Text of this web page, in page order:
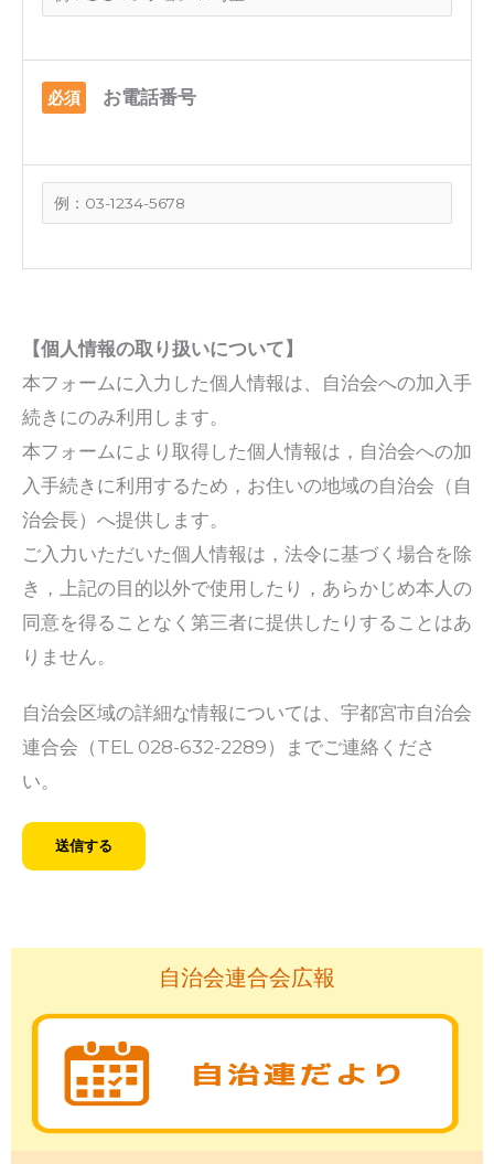
必須 お電話番号
【個人情報の取り扱いについて】
本フォームに入力した個人情報は、自治会への加入手
続きにのみ利用します。
本フォームにより取得した個人情報は，自治会への加
入手続きに利用するため，お住いの地域の自治会（自
治会長）へ提供します。
ご入力いただいた個人情報は，法令に基づく場合を除
き，上記の目的以外で使用したり，あらかじめ本人の
同意を得ることなく第三者に提供したりすることはあ
りません。
自治会区域の詳細な情報については、宇都宮市自治会
連合会（TEL 028-632-2289）までご連絡くださ
い。
自治会連合会広報